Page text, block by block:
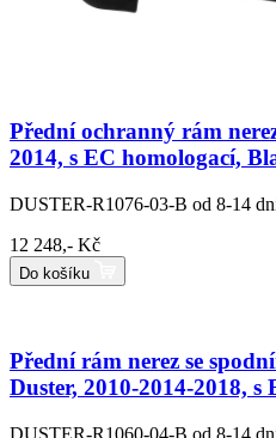
Přední ochranný rám
2014, s EC homologací,
DUSTER-R1076-03-B od 8-14
12 248,- Kč
Do košíku
Přední rám nerez se
Duster, 2010-2014-2018,